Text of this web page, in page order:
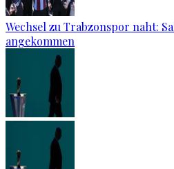
Wechsel zu Trabzonspor naht:
angekommen